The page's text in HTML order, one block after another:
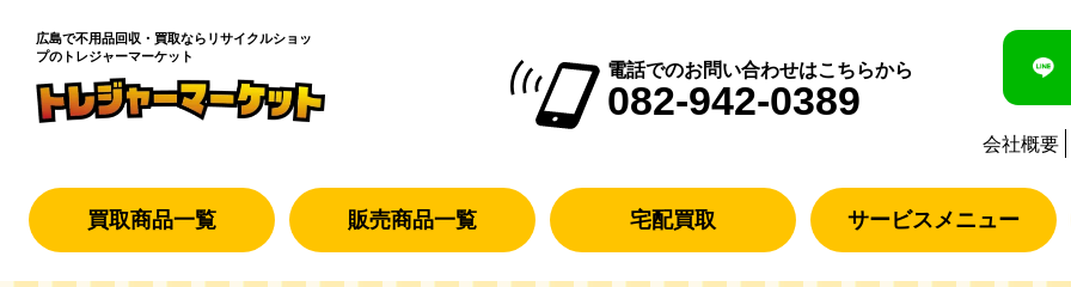
広島で不用品回収・買取なら リサイクルショッ
プのトレジャーマーケット
電話でのお問い合わせはこちらから
082-942-0389
会社概要
買取商品一覧 販売商品一覧 宅配買取 サービスメニュー